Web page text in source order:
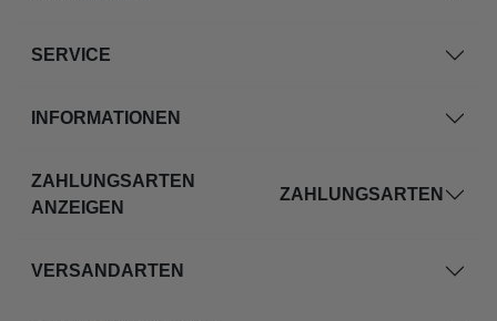
SERVICE
INFORMATIONEN
ZAHLUNGSARTEN
ANZEIGEN
ZAHLUNGSARTEN
VERSANDARTEN